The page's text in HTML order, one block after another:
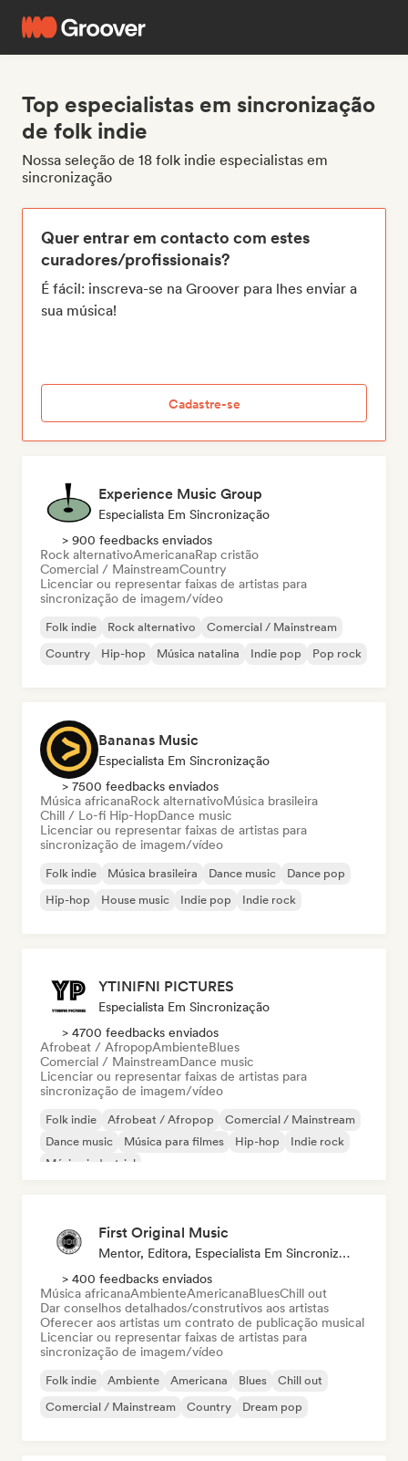
Top especialistas em sincronização
de folk indie
Nossa seleção de 18 folk indie especialistas em
sincronização
Quer entrar em contacto com estes
curadores/profissionais?
É fácil: inscreva-se na Groover para lhes enviar a
sua música!
Cadastre-se
Experience Music Group
Especialista Em Sincronização
> 900 feedbacks enviados
Rock alternativoAmericanaRap cristão
Comercial / MainstreamCountry
Licenciar ou representar faixas de artistas para
sincronização de imagem/vídeo
Folk indie Rock alternativo
Comercial / Mainstream
Country
Hip-hop Música natalina Indie pop Pop rock
Bananas Music
Especialista Em Sincronização
> 7500 feedbacks enviados
Música africanaRock alternativoMúsica brasileira
Chill / Lo-fi Hip-HopDance music
Licenciar ou representar faixas de artistas para
sincronização de imagem/vídeo
Folk indie Música brasileira Dance music
Dance pop
Hip-hop
House music Indie pop Indie rock
YTINIFNI PICTURES
Especialista Em Sincronização
> 4700 feedbacks enviados
Afrobeat / AfropopAmbienteBlues
Comercial / MainstreamDance music
Licenciar ou representar faixas de artistas para
sincronização de imagem/vídeo
Folk indie Afrobeat / Afropop
Comercial / Mainstream
Dance music
Música para filmes Hip-hop
Indie rock
Música industrial
First Original Music
Mentor, Editora, Especialista Em Sincronização
> 400 feedbacks enviados
Música africanaAmbienteAmericanaBluesChill out
Dar conselhos detalhados/construtivos aos artistas
Oferecer aos artistas um contrato de publicação musical
Licenciar ou representar faixas de artistas para
sincronização de imagem/vídeo
Folk indie Ambiente Americana Blues
Chill out
Comercial / Mainstream
Country Dream pop